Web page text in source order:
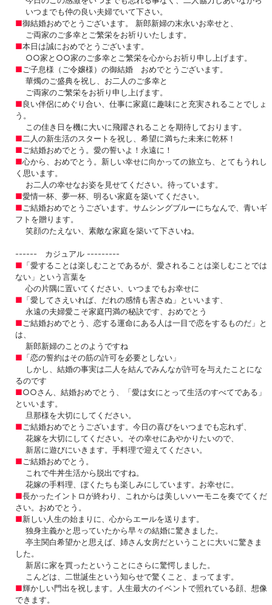
いつまでも仲の良い夫婦でいて下さい。
■御結婚おめでとうございます。 新郎新婦の末永いお幸せと、
ご両家のご多幸とご繁栄をお祈りいたします。
■本日は誠におめでとうございます。
○○家と○○家のご多幸とご繁栄を心からお祈り申し上げます。
■ ご子息様（ご令嬢様）の御結婚 おめでとうございます。
華燭のご盛典を祝し、お二人のご多幸と
ご両家のご繁栄をお祈り申し上げます。
■良い伴侶にめぐり合い、仕事に家庭に趣味にと充実されることでしょ
う。
この佳き日を機に大いに飛躍されることを期待しております。
■二人の新生活のスタートを祝し、希望に満ちた未来に乾杯！
■ ご結婚おめでとう。愛の誓いよ！永遠に！
■心から、おめでとう。新しい幸せに向かっての旅立ち、とてもうれし
く思います。
お二人の幸せなお姿を見せてください。待っています。
■愛情一杯、夢一杯、明るい家庭を築いてください。
■ ご結婚おめでとうございます。サムシングブルーにちなんで、青いギ
フトを贈ります。
笑顔のたえない、素敵な家庭を築いて下さいね。
------ カジュアル ---------
■ 「愛することは楽しむことであるが、愛されることは楽しむことでは
ない」という言葉を
心の片隅に置いてください、いつまでもお幸せに
■ 「愛してさえいれば、だれの感情も害さぬ」といいます、
永遠の夫婦愛こそ家庭円満の秘訣です、おめでとう
■ ご結婚おめでとう、恋する運命にある人は一目で恋をするものだ」と
は、
新郎新婦のことのようですね
■ 「恋の誓約はその筋の許可を必要としない」
しかし、結婚の事実は二人を結んでみんなが許可を与えたことにな
るのです
■○○さん、結婚おめでとう、「愛は女にとって生活のすべてである」
といいます。
旦那様を大切にしてください。
■ ご結婚おめでとうございます。今日の喜びをいつまでも忘れず、
花嫁を大切にしてください。その幸せにあやかりたいので、
新居に遊びにいきます。手料理で迎えてください。
■ ご結婚おめでとう。
これで牛丼生活から脱出ですね。
花嫁の手料理、ぼくたちも楽しみにしています。お幸せに。
■長かったイントロが終わり、これからは美しいハーモニを奏でてくだ
さい。おめでとう。
■新しい人生の始まりに、心からエールを送ります。
独身主義かと思っていたから早々の結婚に驚きました。
亭主関白希望かと思えば、姉さん女房だということに大いに驚きま
した。
新居に家を買ったということにさらに驚愕しました。
こんどは、二世誕生という知らせで驚くこと、まってます。
■輝かしい門出を祝します。人生最大のイベントで照れている顔、想像
できます。